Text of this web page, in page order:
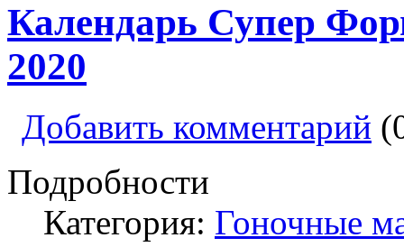
Календарь Супер
2020
Добавить комментарий
Подробности
Категория: Гоночные